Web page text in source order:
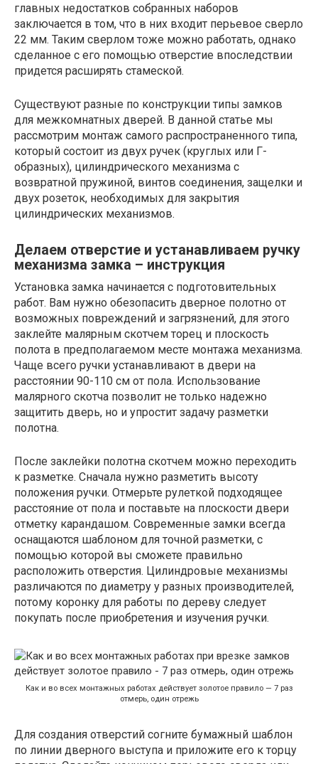
главных недостатков собранных наборов
заключается в том, что в них входит перьевое сверло
22 мм. Таким сверлом тоже можно работать, однако
сделанное с его помощью отверстие впоследствии
придется расширять стамеской.
Существуют разные по конструкции типы замков
для межкомнатных дверей. В данной статье мы
рассмотрим монтаж самого распространенного типа,
который состоит из двух ручек (круглых или Г-
образных), цилиндрического механизма с
возвратной пружиной, винтов соединения, защелки и
двух розеток, необходимых для закрытия
цилиндрических механизмов.
Делаем отверстие и устанавливаем ручку
механизма замка – инструкция
Установка замка начинается с подготовительных
работ. Вам нужно обезопасить дверное полотно от
возможных повреждений и загрязнений, для этого
заклейте малярным скотчем торец и плоскость
полота в предполагаемом месте монтажа механизма.
Чаще всего ручки устанавливают в двери на
расстоянии 90-110 см от пола. Использование
малярного скотча позволит не только надежно
защитить дверь, но и упростит задачу разметки
полотна.
После заклейки полотна скотчем можно переходить
к разметке. Сначала нужно разметить высоту
положения ручки. Отмерьте рулеткой подходящее
расстояние от пола и поставьте на плоскости двери
отметку карандашом. Современные замки всегда
оснащаются шаблоном для точной разметки, с
помощью которой вы сможете правильно
расположить отверстия. Цилиндровые механизмы
различаются по диаметру у разных производителей,
потому коронку для работы по дереву следует
покупать после приобретения и изучения ручки.
Как и во всех монтажных работах действует золотое правило — 7 раз
отмерь, один отрежь
Для создания отверстий согните бумажный шаблон
по линии дверного выступа и приложите его к торцу